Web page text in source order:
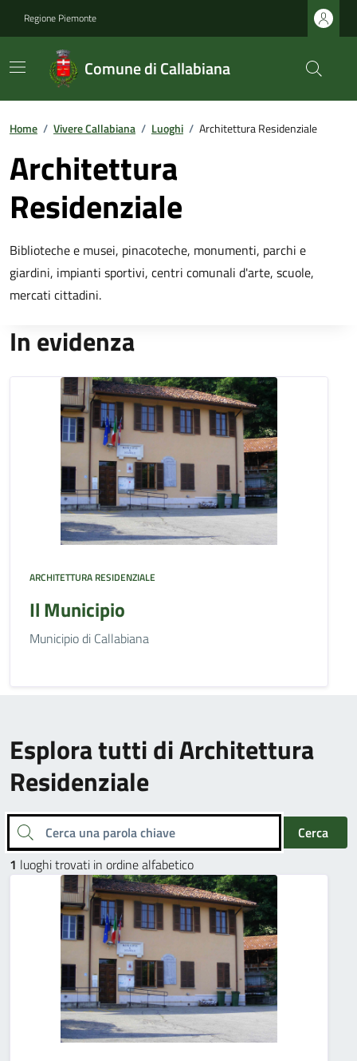
Regione Piemonte
Comune di Callabiana
Home / Vivere Callabiana / Luoghi / Architettura Residenziale
Architettura
Residenziale
Biblioteche e musei, pinacoteche, monumenti, parchi e
giardini, impianti sportivi, centri comunali d'arte, scuole,
mercati cittadini.
In evidenza
ARCHITETTURA RESIDENZIALE
Il Municipio
Municipio di Callabiana
Esplora tutti di Architettura
Residenziale
Cerca una parola chiave
Cerca
1 luoghi trovati in ordine alfabetico